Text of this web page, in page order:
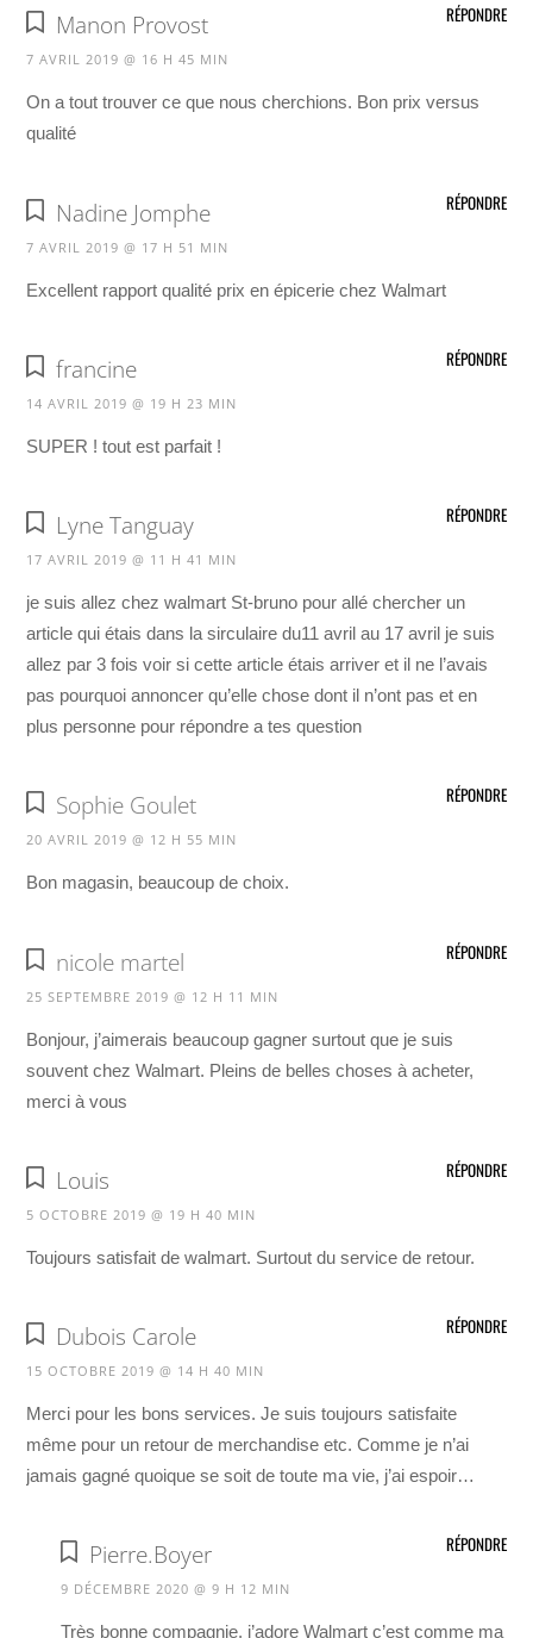
Manon Provost
7 AVRIL 2019 @ 16 H 45 MIN
On a tout trouver ce que nous cherchions. Bon prix versus
qualité
RÉPONDRE
Nadine Jomphe
7 AVRIL 2019 @ 17 H 51 MIN
Excellent rapport qualité prix en épicerie chez Walmart
RÉPONDRE
francine
14 AVRIL 2019 @ 19 H 23 MIN
SUPER ! tout est parfait !
RÉPONDRE
Lyne Tanguay
17 AVRIL 2019 @ 11 H 41 MIN
je suis allez chez walmart St-bruno pour allé chercher un
article qui étais dans la sirculaire du11 avril au 17 avril je suis
allez par 3 fois voir si cette article étais arriver et il ne l’avais
pas pourquoi annoncer qu’elle chose dont il n’ont pas et en
plus personne pour répondre a tes question
RÉPONDRE
Sophie Goulet
20 AVRIL 2019 @ 12 H 55 MIN
Bon magasin, beaucoup de choix.
RÉPONDRE
nicole martel
25 SEPTEMBRE 2019 @ 12 H 11 MIN
Bonjour, j’aimerais beaucoup gagner surtout que je suis
souvent chez Walmart. Pleins de belles choses à acheter,
merci à vous
RÉPONDRE
Louis
5 OCTOBRE 2019 @ 19 H 40 MIN
Toujours satisfait de walmart. Surtout du service de retour.
RÉPONDRE
Dubois Carole
15 OCTOBRE 2019 @ 14 H 40 MIN
Merci pour les bons services. Je suis toujours satisfaite
même pour un retour de merchandise etc. Comme je n’ai
jamais gagné quoique se soit de toute ma vie, j’ai espoir…
RÉPONDRE
Pierre.Boyer
9 DÉCEMBRE 2020 @ 9 H 12 MIN
Très bonne compagnie, j’adore Walmart c’est comme ma
RÉPONDRE